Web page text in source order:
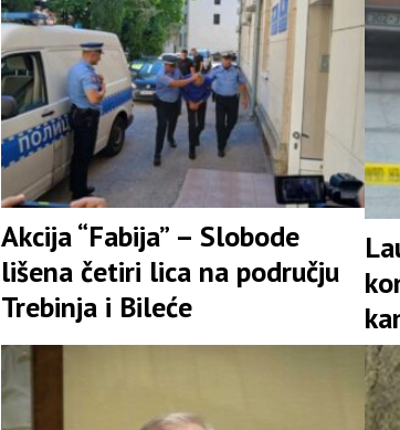
Akcija “Fabija” – Slobode
lišena četiri lica na području
Trebinja i Bileće